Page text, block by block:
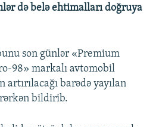
də belə ehtimalları doğruya
son günlər «Premium
98» markalı avtomobil
barədə yayılan
bildirib.